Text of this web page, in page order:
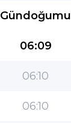
Gündoğumu
06:09
06:10
06:10